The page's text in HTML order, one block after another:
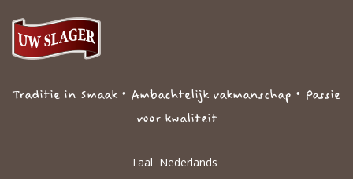
Traditie in Smaak • Ambachtelijk vakmanschap • Passie
voor kwaliteit
Taal